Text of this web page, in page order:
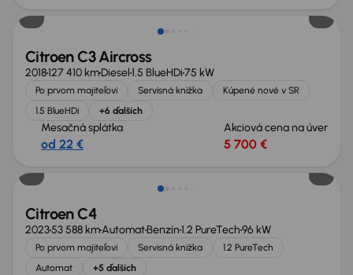
Citroen C3 Aircross
2018127 410 kmDiesel1.5 BlueHDi75 kW
Po prvom majiteľovi Servisná knižka
Kúpené nové v SR
1.5 BlueHDi
+6 ďalších
Mesačná splátka
od 22 €
Akciová cena na úver
5 700 €
Možnosť odpočtu DPH
Citroen C4
202353 588 kmAutomatBenzín1.2 PureTech96 kW
Po prvom majiteľovi Servisná knižka
1.2 PureTech
Automat
+5 ďalších